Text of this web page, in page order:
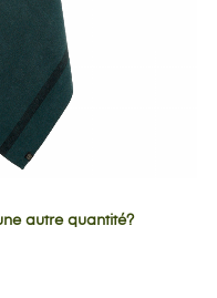
autre quantité?